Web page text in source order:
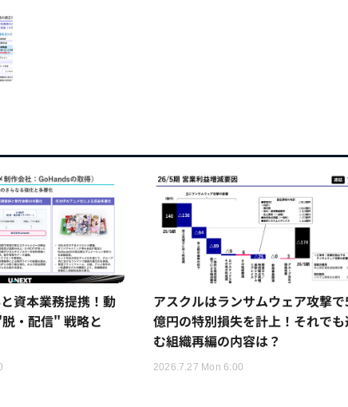
資本業務提携！動
・配信" 戦略と
アスクルはランサムウェア攻撃
億円の特別損失を計上！それでも
む組織再編の内容は？
2026.7.27 Mon 6:00